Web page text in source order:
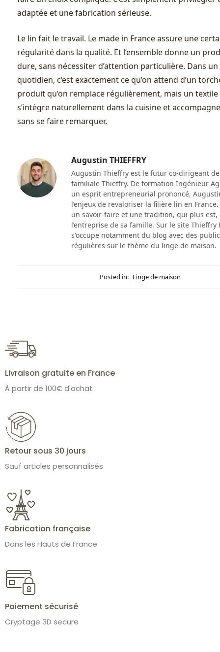
adaptée et une fabrication sérieuse.
Le lin fait le travail. Le made in France assure une
régularité dans la qualité. Et l’ensemble donne un
dure, sans nécessiter d’attention particulière. Dans un
quotidien, c’est exactement ce qu’on attend d’un
produit qu’on remplace régulièrement, mais un
s’intègre naturellement dans la cuisine et
sans se faire remarquer.
Augustin THIEFFRY
Augustin Thieffry est le futur co-dirigeant
familiale Thieffry. De formation Ingénieur
un esprit entrepreneurial prononcé,
l’enjeux de revaloriser la filière lin en
un savoir-faire et une tradition, qui plus est,
l’entreprise de sa famille. Sur le site Thieffry
s'occupe notamment du blog avec des
régulières sur le thème du linge de maison.
Posted in: Linge de maison
Livraison gratuite en France
À partir de 100€ d'achat
Retour sous 30 jours
Sauf articles personnalisés
Fabrication française
Dans les Hauts de France
Paiement sécurisé
Cryptage 3D secure